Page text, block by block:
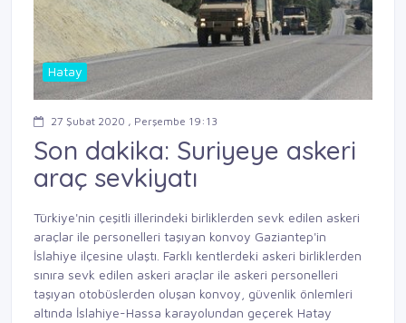
Hatay
27 Şubat 2020 , Perşembe 19:13
Son dakika: Suriyeye askeri
araç sevkiyatı
Türkiye'nin çeşitli illerindeki birliklerden sevk edilen askeri
araçlar ile personelleri taşıyan konvoy Gaziantep'in
İslahiye ilçesine ulaştı. Farklı kentlerdeki askeri birliklerden
sınıra sevk edilen askeri araçlar ile askeri personelleri
taşıyan otobüslerden oluşan konvoy, güvenlik önlemleri
altında İslahiye-Hassa karayolundan geçerek Hatay